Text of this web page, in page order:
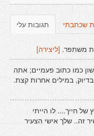
תגובות עלי שכתבתי
משתפר. [ליצירה]
כמו כתוב פעמיים; אתה
במילים אחרות קצת.
חייך.... לו הייתי
זה.. שלך אישי הצעיר